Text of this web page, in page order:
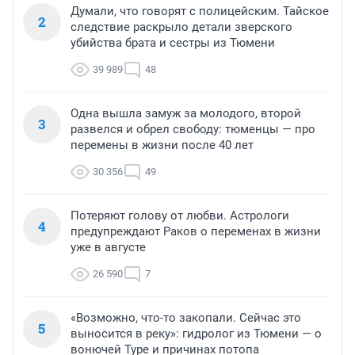
2
Думали, что говорят с полицейским. Тайское
следствие раскрыло детали зверского
убийства брата и сестры из Тюмени
39 989 48
3
Одна вышла замуж за молодого, второй
развелся и обрел свободу: тюменцы — про
перемены в жизни после 40 лет
30 356 49
4
Потеряют голову от любви. Астрологи
предупреждают Раков о переменах в жизни
уже в августе
26 590 7
5
«Возможно, что-то закопали. Сейчас это
выносится в реку»: гидролог из Тюмени — о
вонючей Туре и причинах потопа